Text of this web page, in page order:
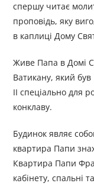
спершу читає
проповідь, яку
в каплиці Дому
Живе Папа в Домі
Ватикану, який
II спеціально для
конклаву.
Будинок являє
квартира Папи
Квартира Папи
кабінету, спальні